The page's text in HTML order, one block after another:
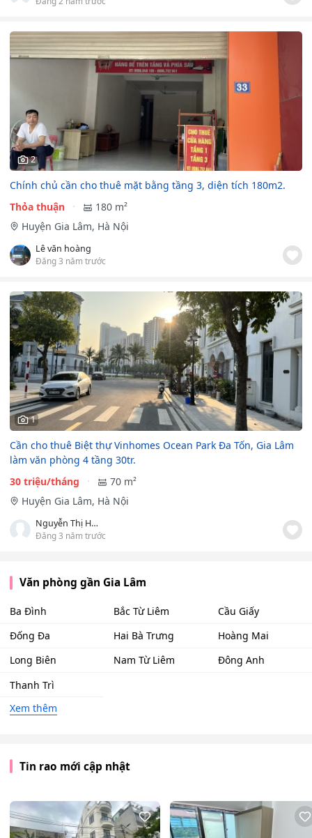
2
Chính chủ cần cho thuê mặt bằng tầng 3, diện tích 180m2.
Thỏa thuận
180 m²
Huyện Gia Lâm, Hà Nội
Lê văn hoàng
Đăng 3 năm trước
1
Cần cho thuê Biệt thự Vinhomes Ocean Park Đa Tốn, Gia Lâm
làm văn phòng 4 tầng 30tr.
30 triệu/tháng
70 m²
Huyện Gia Lâm, Hà Nội
Nguyễn Thị Hồng Trang
Đăng 3 năm trước
Văn phòng gần Gia Lâm
Ba Đình Bắc Từ Liêm
Cầu Giấy
Đống Đa
Hai Bà Trưng
Hoàng Mai
Long Biên
Nam Từ Liêm
Đông Anh
Thanh Trì
Xem thêm
Tin rao mới cập nhật